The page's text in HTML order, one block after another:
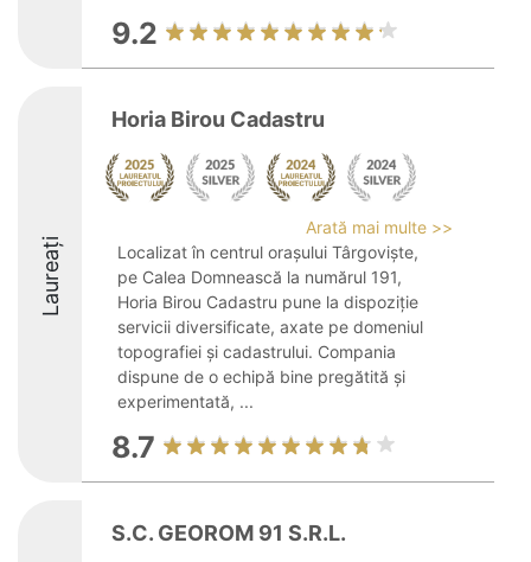
9.2
Laureați
Horia Birou Cadastru
Arată mai multe >>
Localizat în centrul orașului Târgoviște,
pe Calea Domnească la numărul 191,
Horia Birou Cadastru pune la dispoziție
servicii diversificate, axate pe domeniul
topografiei și cadastrului. Compania
dispune de o echipă bine pregătită și
experimentată, ...
8.7
S.C. GEOROM 91 S.R.L.